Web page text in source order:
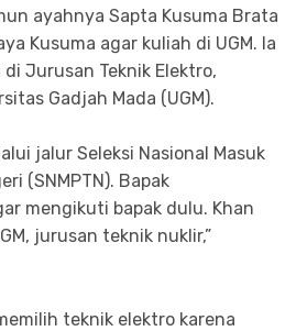
ayahnya Sapta Kusuma Brata
Kusuma agar kuliah di UGM. Ia
Jurusan Teknik Elektro,
Gadjah Mada (UGM).
jalur Seleksi Nasional Masuk
(SNMPTN). Bapak
mengikuti bapak dulu. Khan
jurusan teknik nuklir,”
teknik elektro karena